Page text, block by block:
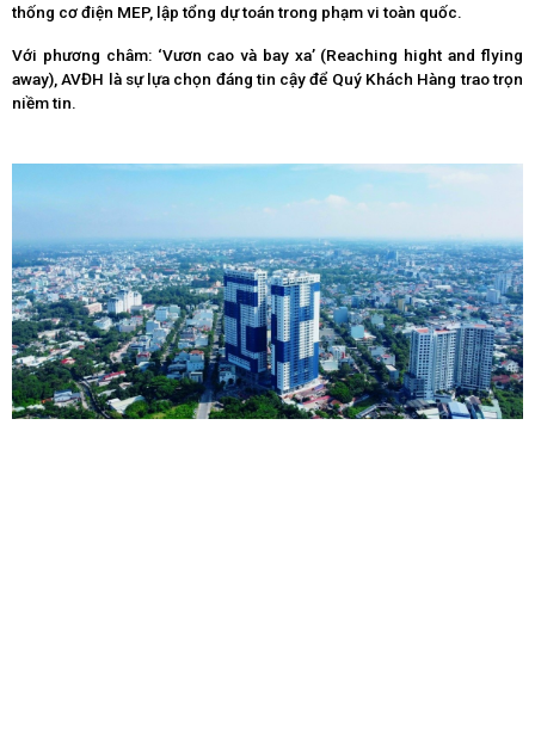
thống cơ điện MEP, lập tổng dự toán trong phạm vi toàn quốc.
Với phương châm: ‘Vươn cao và bay xa’ (Reaching hight and flying
away), AVĐH là sự lựa chọn đáng tin cậy để Quý Khách Hàng trao trọn
niềm tin.